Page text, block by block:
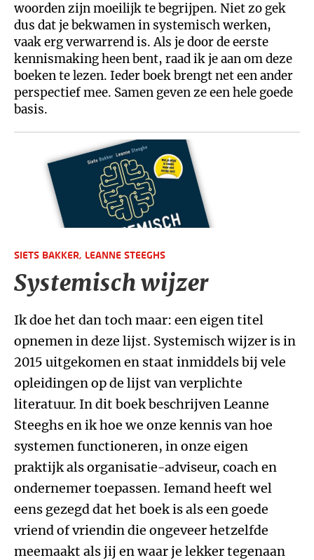
woorden zijn moeilijk te begrijpen. Niet zo gek
dus dat je bekwamen in systemisch werken,
vaak erg verwarrend is. Als je door de eerste
kennismaking heen bent, raad ik je aan om deze
boeken te lezen. Ieder boek brengt net een ander
perspectief mee. Samen geven ze een hele goede
basis.
SIETS BAKKER, LEANNE STEEGHS
Systemisch wijzer
Ik doe het dan toch maar: een eigen titel
opnemen in deze lijst. Systemisch wijzer is in
2015 uitgekomen en staat inmiddels bij vele
opleidingen op de lijst van verplichte
literatuur. In dit boek beschrijven Leanne
Steeghs en ik hoe we onze kennis van hoe
systemen functioneren, in onze eigen
praktijk als organisatie-adviseur, coach en
ondernemer toepassen. Iemand heeft wel
eens gezegd dat het boek is als een goede
vriend of vriendin die ongeveer hetzelfde
meemaakt als jij en waar je lekker tegenaan